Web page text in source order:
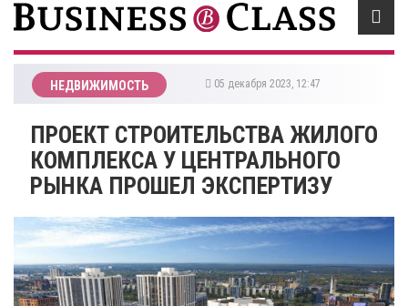
НЕДВИЖИМОСТЬ 05 декабря 2023, 12:47
ПРОЕКТ СТРОИТЕЛЬСТВА ЖИЛОГО
КОМПЛЕКСА У ЦЕНТРАЛЬНОГО
РЫНКА ПРОШЕЛ ЭКСПЕРТИЗУ